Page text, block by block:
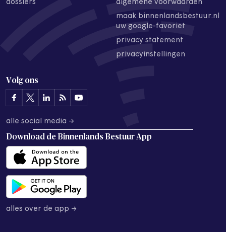
dossiers
algemene voorwaarden
maak binnenlandsbestuur.nl
uw google-favoriet
privacy statement
privacyinstellingen
Volg ons
alle social media →
Download de Binnenlands Bestuur App
alles over de app →